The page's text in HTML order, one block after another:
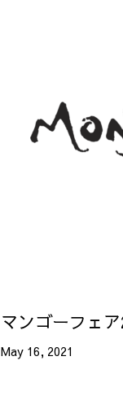
マンゴーフェ
May 16, 2021